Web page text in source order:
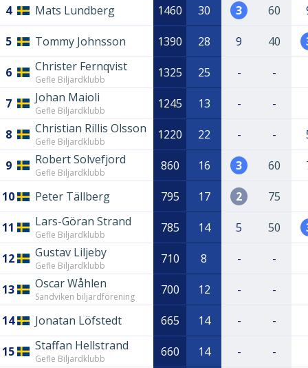
4 Mats Lundberg 1460 30 3 60
5 Tommy Johnsson 1390 28 9 40
6 Christer Fernqvist
Gefle Biljardklubb 1325 25 - -
7 Johan Maioli
Gefle Biljardklubb 1245 13 - -
8 Christian Rillis Olsson
Gefle Biljardklubb 1220 22 - -
9 Robert Solvefjord
Gefle Biljardklubb 860 16 3 60
10 Peter Tällberg 795 17 2 75
11 Lars-Göran Strand
Gefle Biljardklubb 785 14 5 50
12 Gustav Liljeby
Gefle Biljardklubb 710 8 - -
13 Oscar Wåhlen
Sandviken biljardförening 700 12 - -
14 Jonatan Löfstedt 665 14 - -
15 Staffan Hellstrand
Gefle Biljardklubb 660 14 - -